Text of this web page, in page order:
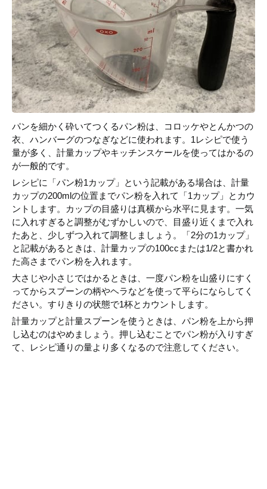
パンを細かく砕いてつくるパン粉は、コロッケやとんかつの
衣、ハンバーグのつなぎなどに使われます。1レシピで使う
量が多く、計量カップやキッチンスケールを使ってはかるの
が一般的です。
レシピに「パン粉1カップ」という記載がある場合は、計量
カップの200mlの位置までパン粉を入れて「1カップ」とカウ
ントします。カップの目盛りは真横から水平に見ます。一気
に入れすぎると調整がむずかしいので、目盛り近くまで入れ
たあと、少しずつ入れて調整しましょう。「2分の1カップ」
と記載があるときは、計量カップの100ccまたは1/2と書かれ
た高さまでパン粉を入れます。
大さじや小さじではかるときは、一度パン粉を山盛りにすく
ってからスプーンの柄やヘラなどを使って平らにならしてく
ださい。すりきりの状態で1杯とカウントします。
計量カップと計量スプーンを使うときは、パン粉を上から押
し込むのはやめましょう。押し込むことでパン粉が入りすぎ
て、レシピ通りの量より多くなるので注意してください。